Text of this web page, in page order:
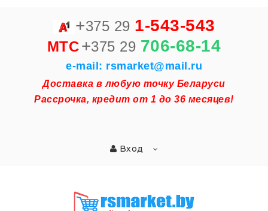
+375 29 1-543-543
MTC+375 29 706-68-14
e-mail: rsmarket@mail.ru
Доставка в любую точку Беларуси
Рассрочка, кредит от 1 до 36 месяцев!
Вход